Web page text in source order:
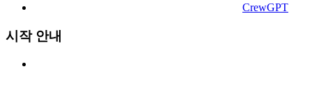
CrewGPT
시작 안내